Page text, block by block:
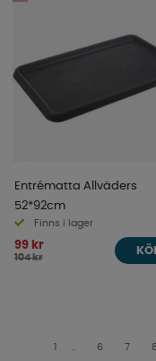
Entrématta Allväders
52*92cm
Finns i lager
99 kr
104 kr
1 6 7 8